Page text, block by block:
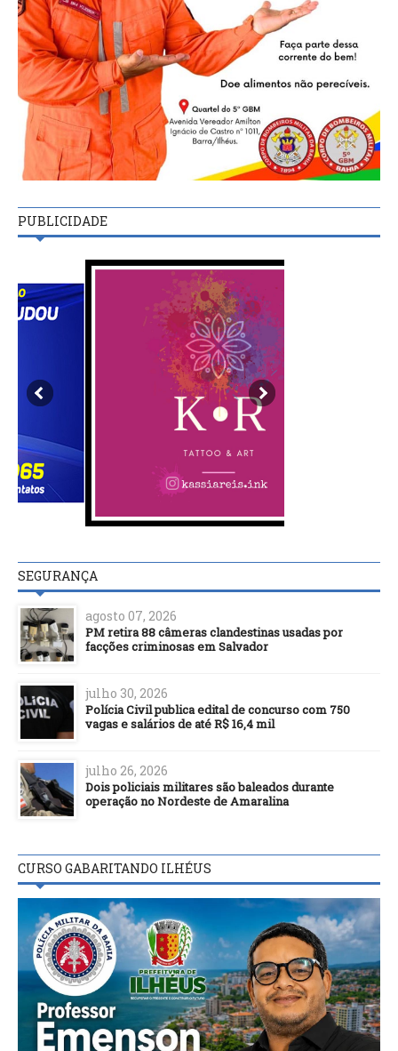
PUBLICIDADE
SEGURANÇA
agosto 07, 2026
PM retira 88 câmeras clandestinas usadas por
facções criminosas em Salvador
julho 30, 2026
Polícia Civil publica edital de concurso com 750
vagas e salários de até R$ 16,4 mil
julho 26, 2026
Dois policiais militares são baleados durante
operação no Nordeste de Amaralina
CURSO GABARITANDO ILHÉUS